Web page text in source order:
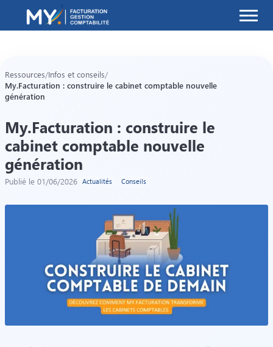
Ressources/Infos et conseils/
My.Facturation : construire le cabinet comptable nouvelle
génération
My.Facturation : construire le
cabinet comptable nouvelle
génération
Publié le 01/06/2026 Actualités Conseils